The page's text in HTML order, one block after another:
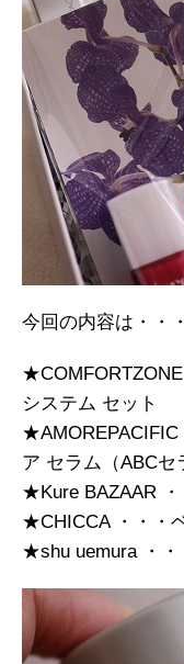
今回の内容は・・・
システム セット
★AMOREPACIFIC
ア セラム（ABCセ
★Kure BAZAAR
★CHICCA ・・・
★shu uemura ・・